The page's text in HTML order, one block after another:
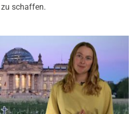
schaffen.